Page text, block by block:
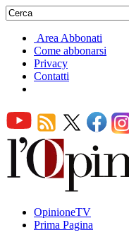
Area Abbonati
Come abbonarsi
Privacy
Contatti
OpinioneTV
Prima Pagina